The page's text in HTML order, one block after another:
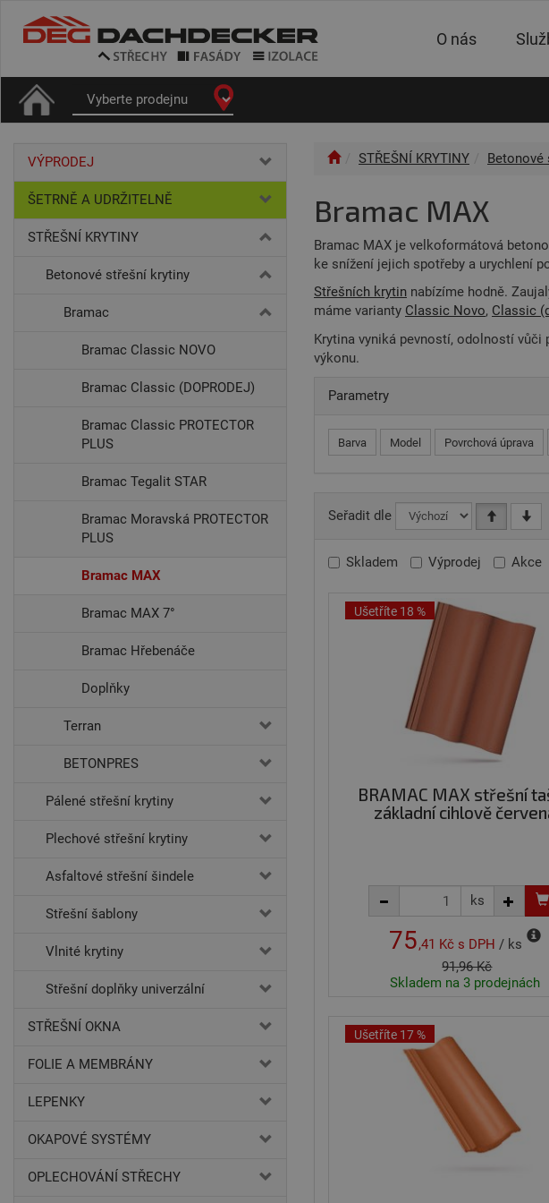
O nás
VÝPRODEJ
ŠETRNĚ A UDRŽITELNĚ
STŘEŠNÍ KRYTINY
Betonové střešní krytiny
Bramac
Bramac Classic NOVO
Bramac Classic (DOPRODEJ)
Bramac Classic PROTECTOR
PLUS
Bramac Tegalit STAR
Bramac Moravská PROTECTOR
PLUS
Bramac MAX
Bramac MAX 7°
Bramac Hřebenáče
Doplňky
Terran
BETONPRES
Pálené střešní krytiny
Plechové střešní krytiny
Asfaltové střešní šindele
Střešní šablony
Vlnité krytiny
Střešní doplňky univerzální
STŘEŠNÍ OKNA
FOLIE A MEMBRÁNY
LEPENKY
OKAPOVÉ SYSTÉMY
OPLECHOVÁNÍ STŘECHY
STŘEŠNÍ KRYTINY Betonové
Bramac MAX
Bramac MAX je velkoformátová
ke snížení jejich spotřeby a urychlení
Střešních krytin nabízíme hodně.
máme varianty Classic Novo, Classic
Krytina vyniká pevností, odolností
výkonu.
Parametry
Barva Model Povrchová úprava
Seřadit dle
Skladem Výprodej Akce
Ušetříte 18 %
BRAMAC MAX střešní
základní cihlově
ks
75,41 Kčs DPH / ks
91,96 Kč
Skladem na 3 prodejnách
Ušetříte 17 %